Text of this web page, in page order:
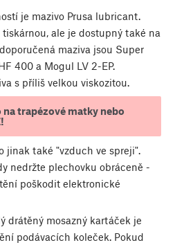
je mazivo Prusa lubricant.
ale je dostupný také na
maziva jsou Super
400 a Mogul LV 2-EP.
s příliš velkou viskozitou.
trapézové matky nebo
jinak také "vzduch ve spreji".
nedržte plechovku obráceně -
poškodit elektronické
drátěný mosazný kartáček je
podávacích koleček. Pokud